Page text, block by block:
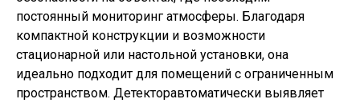
постоянный мониторинг атмосферы. Благодаря
компактной конструкции и возможности
стационарной или настольной установки, она
идеально подходит для помещений с ограниченным
пространством. Детекторавтоматически выявляет